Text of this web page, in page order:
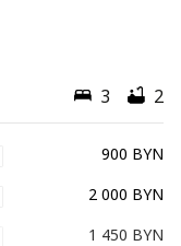
3 2
900 BYN
2 000 BYN
1 450 BYN